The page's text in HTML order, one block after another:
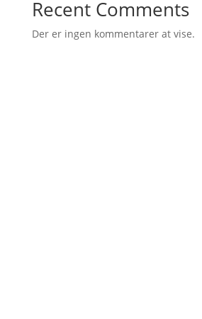
Recent Comments
Der er ingen kommentarer at vise.